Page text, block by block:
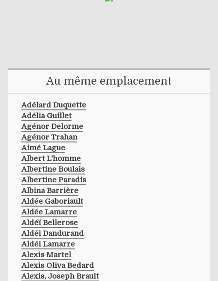
Au même emplacement
Adélard Duquette
Adélia Guillet
Agénor Delorme
Agénor Trahan
Aimé Lague
Albert L'homme
Albertine Boulais
Albertine Paradis
Albina Barrière
Aldée Gaboriault
Aldée Lamarre
Aldéï Bellerose
Aldéi Dandurand
Aldéi Lamarre
Alexis Martel
Alexis Oliva Bedard
Alexis, Joseph Brault